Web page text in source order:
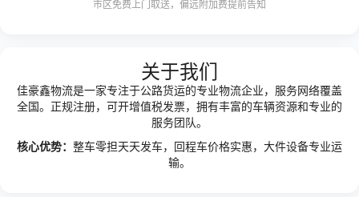
市区免费上门取送，偏远附加费提前告知
关于我们
佳豪鑫物流是一家专注于公路货运的专业物流企业，服务网络覆盖
全国。正规注册，可开增值税发票，拥有丰富的车辆资源和专业的
服务团队。
核心优势： 整车零担天天发车，回程车价格实惠，大件设备专业运
输。